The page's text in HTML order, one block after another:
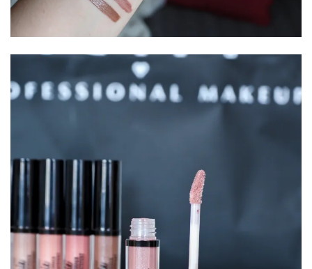
mode
(25)
Découvertes
mode
Lookbook
(175)
Luxe